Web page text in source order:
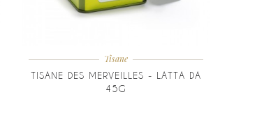
Tisane
TISANE DES MERVEILLES - LATTA DA
45G